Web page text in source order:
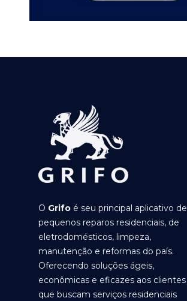
O Grifo é seu principal aplicativo de
pequenos reparos residenciais, de
eletrodomésticos, limpeza,
manutenção e reformas do país.
Oferecendo soluções ágeis,
econômicas e eficazes aos clientes
que buscam serviços residenciais